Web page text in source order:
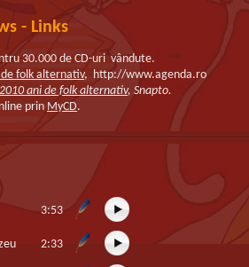
- Links
30.000 de CD-uri vândute.
folk alternativ, http://www.agenda.ro
ani de folk alternativ, Snapto.
prin MyCD.
3:53
2:33